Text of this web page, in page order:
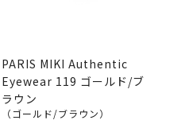
PARIS MIKI Authentic
Eyewear 119 ゴールド/ブ
ラウン
（ゴールド/ブラウン）